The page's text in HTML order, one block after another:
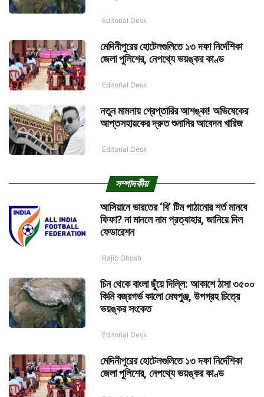
Editorial Desk
মেদিনীপুরের হোটেলগুলিতে ১৩ দফা নির্দেশিকা
জেলা পুলিশের, নেপথ্যে ভয়ঙ্কর কাণ্ড
Editorial Desk
নতুন মামলায় গ্রেপ্তারির আশঙ্কা! অভিষেকের
আপ্তসহায়কের দ্রুত শুনানির আবেদন খারিজ
Editorial Desk
সম্পাদকীয়
আসিয়ানে ভারতের ‘বি’ টিম পাঠানোর শর্ত মানবে
ফিফা? না মানলে নাম প্রত্যাহার, জানিয়ে দিল
ফেডারেশন
Rajib Ghosh
চিন থেকে বাংলা ছুঁয়ে দিল্লি: আকাশে ঠাসা ৩৫০০
কিমি বজ্রগর্ভ কালো মেঘপুঞ্জ, উপগ্রহ চিত্রে
ভয়ঙ্কর সংকেত
Editorial Desk
মেদিনীপুরের হোটেলগুলিতে ১৩ দফা নির্দেশিকা
জেলা পুলিশের, নেপথ্যে ভয়ঙ্কর কাণ্ড